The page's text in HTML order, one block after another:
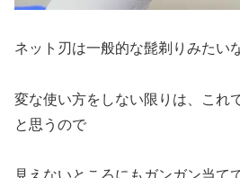
ネット刃は一般的な髭剃りみたい
変な使い方をしない限りは、これ
と思うので